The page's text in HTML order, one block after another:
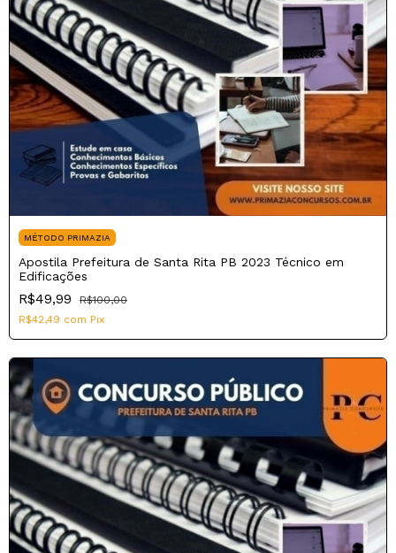
MÉTODO PRIMAZIA
Apostila Prefeitura de Santa Rita PB 2023 Técnico em
Edificações
R$49,99
R$100,00
R$42,49 com Pix